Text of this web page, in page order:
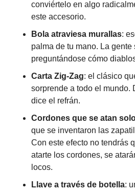
conviértelo en algo
este accesorio.
Bola atraviesa murallas:
palma de tu mano. La gente
preguntándose cómo
Carta Zig-Zag: el clásico
sorprende a todo el mundo.
dice el refrán.
Cordones que se atan
que se inventaron las
Con este efecto no tendrás
atarte los cordones, se
locos.
Llave a través de botella: